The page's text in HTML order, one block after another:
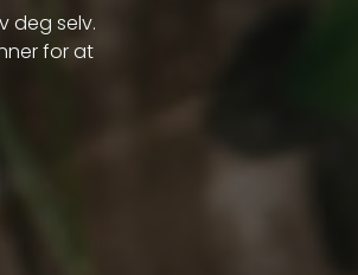
deg selv.
for at